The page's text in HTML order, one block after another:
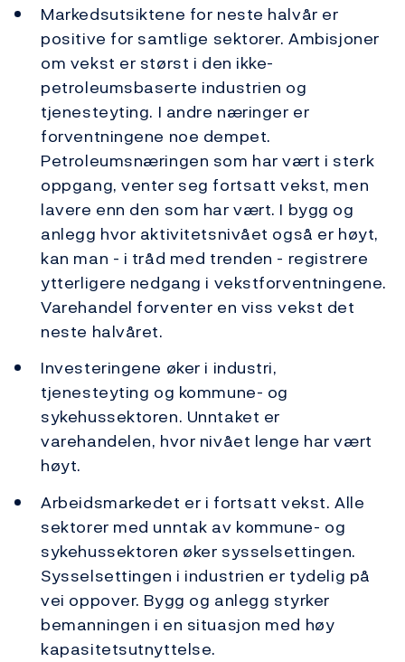
Markedsutsiktene for neste halvår er
positive for samtlige sektorer. Ambisjoner
om vekst er størst i den ikke-
petroleumsbaserte industrien og
tjenesteyting. I andre næringer er
forventningene noe dempet.
Petroleumsnæringen som har vært i sterk
oppgang, venter seg fortsatt vekst, men
lavere enn den som har vært. I bygg og
anlegg hvor aktivitetsnivået også er høyt,
kan man - i tråd med trenden - registrere
ytterligere nedgang i vekstforventningene.
Varehandel forventer en viss vekst det
neste halvåret.
Investeringene øker i industri,
tjenesteyting og kommune- og
sykehussektoren. Unntaket er
varehandelen, hvor nivået lenge har vært
høyt.
Arbeidsmarkedet er i fortsatt vekst. Alle
sektorer med unntak av kommune- og
sykehussektoren øker sysselsettingen.
Sysselsettingen i industrien er tydelig på
vei oppover. Bygg og anlegg styrker
bemanningen i en situasjon med høy
kapasitetsutnyttelse.